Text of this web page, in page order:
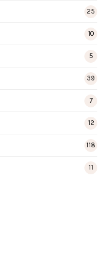
25
10
5
39
7
12
118
11